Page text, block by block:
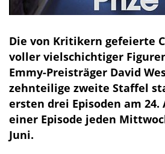
Die von Kritikern gefeierte
voller vielschichtiger
Emmy-Preisträger David
zehnteilige zweite Staffel
ersten drei Episoden am
einer Episode jeden
Juni.